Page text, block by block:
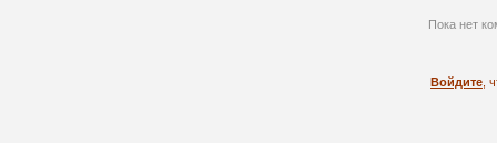
Пока нет
Войдите ,